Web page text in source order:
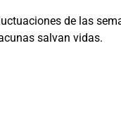
de las
salvan vidas.